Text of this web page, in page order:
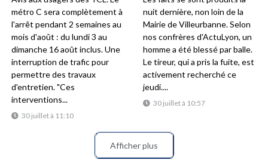
30 juillet à 11:10
métro C sera complètement à
l'arrêt pendant 2 semaines au
mois d'août : du lundi 3 au
dimanche 16 août inclus. Une
interruption de trafic pour
permettre des travaux
d'entretien. "Ces
interventions...
30 juillet à 10:57
nuit dernière, non loin de la
Mairie de Villeurbanne. Selon
nos confrères d'ActuLyon, un
homme a été blessé par balle.
Le tireur, qui a pris la fuite, est
activement recherché ce
jeudi....
Afficher plus